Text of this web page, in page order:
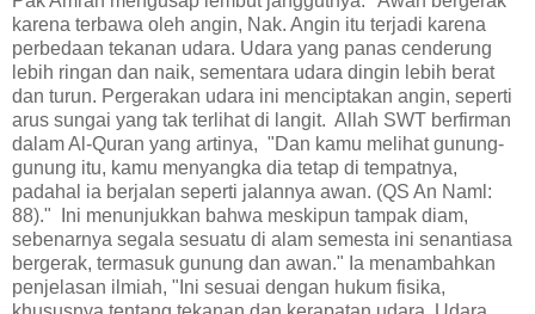
karena terbawa oleh angin, Nak. Angin itu terjadi karena
perbedaan tekanan udara. Udara yang panas cenderung
lebih ringan dan naik, sementara udara dingin lebih berat
dan turun. Pergerakan udara ini menciptakan angin, seperti
arus sungai yang tak terlihat di langit. Allah SWT berfirman
dalam Al-Quran yang artinya, "Dan kamu melihat gunung-
gunung itu, kamu menyangka dia tetap di tempatnya,
padahal ia berjalan seperti jalannya awan. (QS An Naml:
88)." Ini menunjukkan bahwa meskipun tampak diam,
sebenarnya segala sesuatu di alam semesta ini senantiasa
bergerak, termasuk gunung dan awan." Ia menambahkan
penjelasan ilmiah, "Ini sesuai dengan hukum fisika,